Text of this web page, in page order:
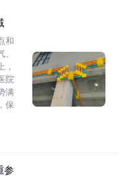
和
，
院
满
保
参